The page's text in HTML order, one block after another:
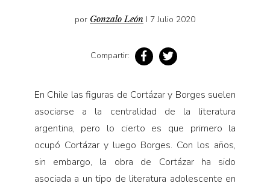
Vidas paralelas
Voces y lecturas
por Gonzalo León I 7 Julio 2020
Compartir:
En Chile las figuras de Cortázar y Borges suelen
asociarse a la centralidad de la literatura
argentina, pero lo cierto es que primero la
ocupó Cortázar y luego Borges. Con los años,
sin embargo, la obra de Cortázar ha sido
asociada a un tipo de literatura adolescente en